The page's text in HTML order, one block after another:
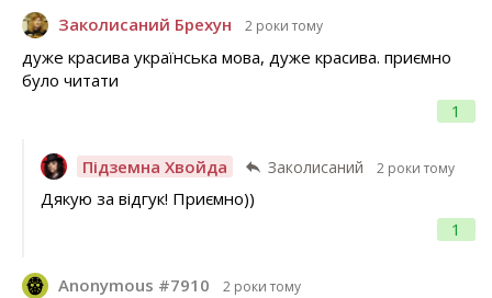
Заколисаний Брехун 2 роки тому
1
дуже красива українська мова, дуже красива. приємно
було читати
Підземна Хвойда Заколисаний 2 роки тому
1
Дякую за відгук! Приємно))
Anonymous #7910 2 роки тому